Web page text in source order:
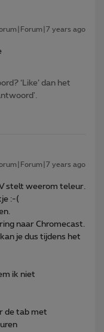
years ago
‘Like’ dan het
years ago
stelt weerom teleur.
:-(
naar Chromecast.
je dus tijdens het
ik niet
de tab met